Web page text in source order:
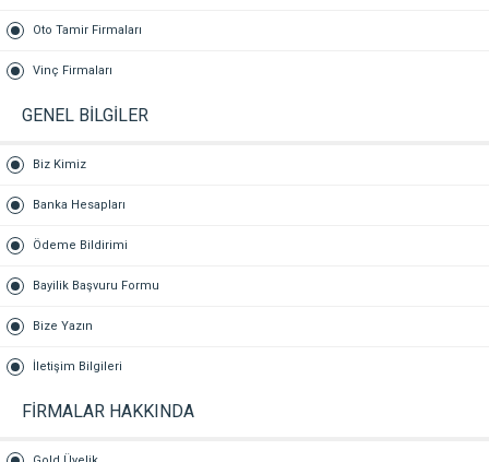
Oto Tamir Firmaları
Vinç Firmaları
GENEL BİLGİLER
Biz Kimiz
Banka Hesapları
Ödeme Bildirimi
Bayilik Başvuru Formu
Bize Yazın
İletişim Bilgileri
FİRMALAR HAKKINDA